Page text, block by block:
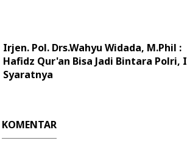
Irjen. Pol. Drs.Wahyu Widada, M.Phil :
Hafidz Qur'an Bisa Jadi Bintara Polri,
Syaratnya
KOMENTAR